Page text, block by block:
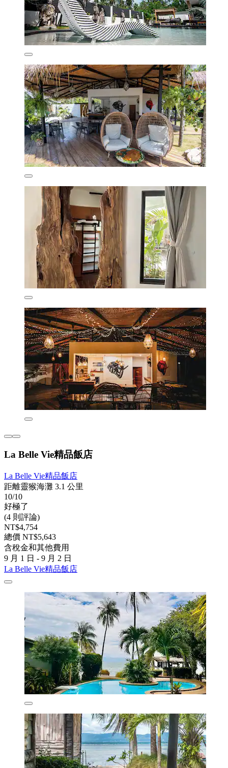
La Belle Vie精品飯店
La Belle Vie精品飯店
距離靈猴海灘 3.1 公里
10/10
好極了
(4 則評論)
NT$4,754
總價 NT$5,643
含稅金和其他費用
9 月 1 日 - 9 月 2 日
La Belle Vie精品飯店